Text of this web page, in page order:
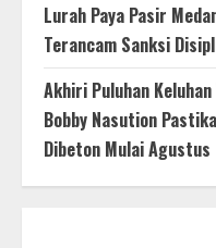
Lurah Paya Pasir
Terancam Sanksi
Akhiri Puluhan
Bobby Nasution
Dibeton Mulai Agustus